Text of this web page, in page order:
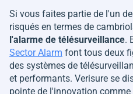
Si vous faites partie de l'un
risqués en termes de
l'alarme de télésurveillance.
Sector Alarm font tous deux
des systèmes de
et performants. Verisure se
pointe de l'innovation comme